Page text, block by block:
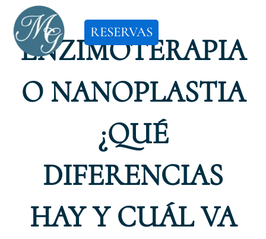
contenido
RESERVAS
ENZIMOTERAPIA
O NANOPLASTIA
¿QUÉ
DIFERENCIAS
HAY Y CUÁL VA